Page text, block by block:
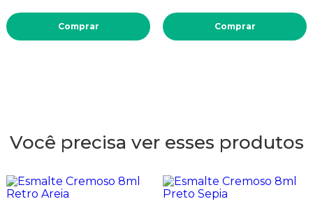
Comprar Comprar
Você precisa ver esses produtos